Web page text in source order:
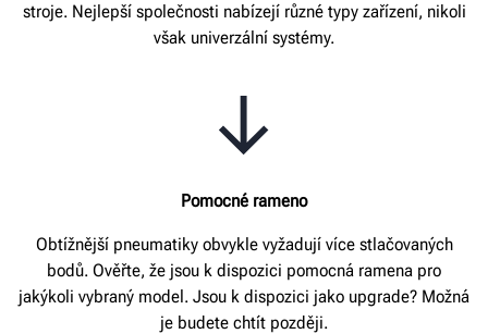
stroje. Nejlepší společnosti nabízejí různé typy zařízení, nikoli
však univerzální systémy.
Pomocné rameno
Obtížnější pneumatiky obvykle vyžadují více stlačovaných
bodů. Ověřte, že jsou k dispozici pomocná ramena pro
jakýkoli vybraný model. Jsou k dispozici jako upgrade? Možná
je budete chtít později.